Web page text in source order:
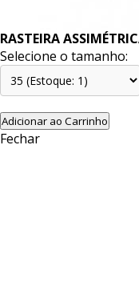
RASTEIRA
Selecione o tamanho:
Adicionar ao Carrinho
Fechar